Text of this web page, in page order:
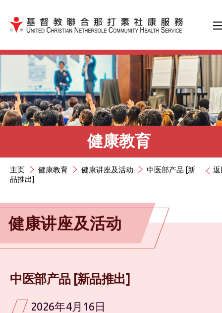
跳到内容（按输入键）
健康教育
返
主页 健康教育 健康讲座及活动
中医部产品 [新
品推出]
健康讲座及活动
中医部产品 [新品推出]
2026年4月16日